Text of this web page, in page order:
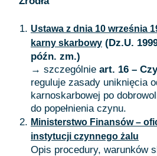
Ustawa z dnia 10 września
karny skarbowy (Dz.U.
późn. zm.)
→ szczególnie art. 16 –
reguluje zasady uniknięcia
karnoskarbowej po
do popełnienia czynu.
Ministerstwo Finansów –
instytucji czynnego żalu
Opis procedury, warunków